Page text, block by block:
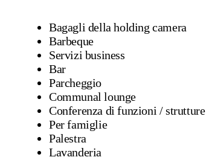
Bagagli della holding camera
Barbeque
Servizi business
Bar
Parcheggio
Communal lounge
Conferenza di funzioni / strutture
Per famiglie
Palestra
Lavanderia